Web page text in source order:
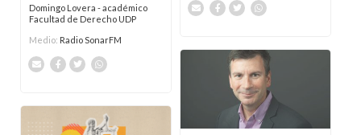
Domingo Lovera - académico
Facultad de Derecho UDP
Medio: Radio SonarFM